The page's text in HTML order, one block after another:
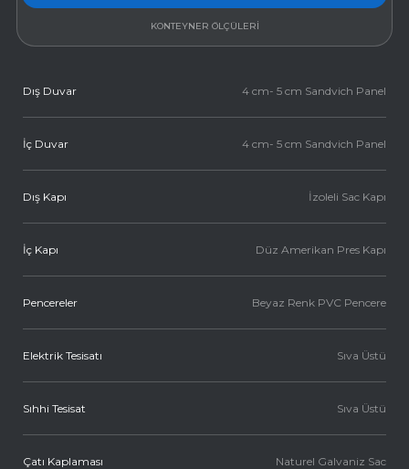
KONTEYNER ÖLÇÜLERI
Dış Duvar 4 cm- 5 cm Sandvich Panel
İç Duvar 4 cm- 5 cm Sandvich Panel
Dış Kapı İzoleli Sac Kapı
İç Kapı Düz Amerikan Pres Kapı
Pencereler Beyaz Renk PVC Pencere
Elektrik Tesisatı Sıva Üstü
Sıhhi Tesisat Sıva Üstü
Çatı Kaplaması Naturel Galvaniz Sac